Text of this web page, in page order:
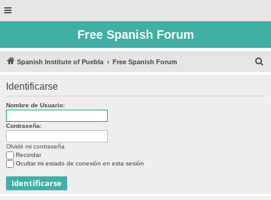
Free Spanish Forum
Spanish Institute of Puebla Free Spanish Forum
Identificarse
Nombre de Usuario:
Contraseña:
Olvidé mi contraseña
Recordar
Ocultar mi estado de conexión en esta sesión